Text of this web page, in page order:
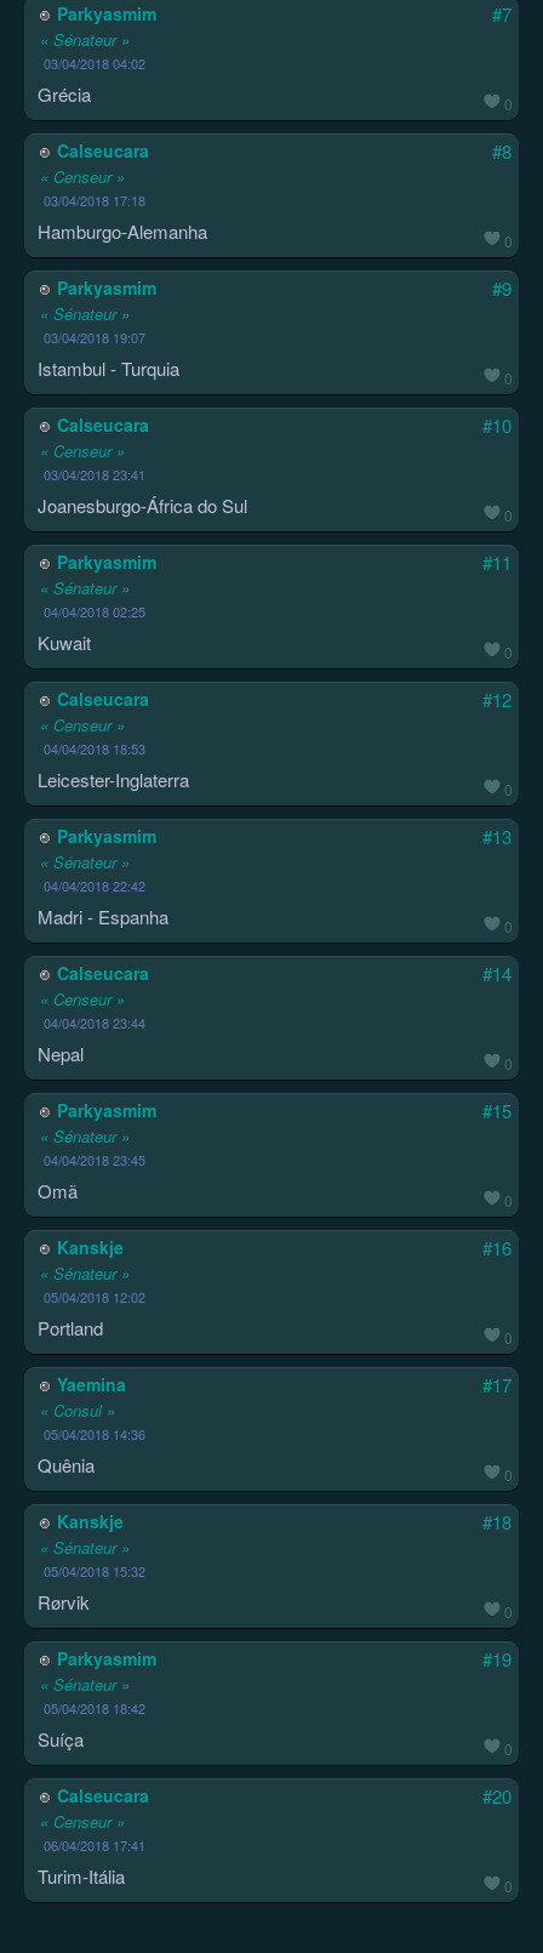
Parkyasmim
« Sénateur »
03/04/2018 04:02
#7
0
Grécia
Calseucara
« Censeur »
03/04/2018 17:18
#8
0
Hamburgo-Alemanha
Parkyasmim
« Sénateur »
03/04/2018 19:07
#9
0
Istambul - Turquia
Calseucara
« Censeur »
03/04/2018 23:41
#10
0
Joanesburgo-África do Sul
Parkyasmim
« Sénateur »
04/04/2018 02:25
#11
0
Kuwait
Calseucara
« Censeur »
04/04/2018 18:53
#12
0
Leicester-Inglaterra
Parkyasmim
« Sénateur »
04/04/2018 22:42
#13
0
Madri - Espanha
Calseucara
« Censeur »
04/04/2018 23:44
#14
0
Nepal
Parkyasmim
« Sénateur »
04/04/2018 23:45
#15
0
Omã
Kanskje
« Sénateur »
05/04/2018 12:02
#16
0
Portland
Yaemina
« Consul »
05/04/2018 14:36
#17
0
Quênia
Kanskje
« Sénateur »
05/04/2018 15:32
#18
0
Rørvik
Parkyasmim
« Sénateur »
05/04/2018 18:42
#19
0
Suíça
Calseucara
« Censeur »
06/04/2018 17:41
#20
0
Turim-Itália